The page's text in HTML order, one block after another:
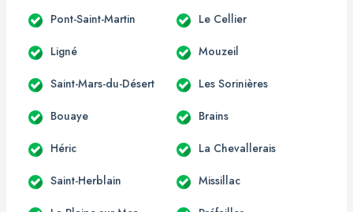
Pont-Saint-Martin Le Cellier
Ligné Mouzeil
Saint-Mars-du-Désert Les Sorinières
Bouaye Brains
Héric La Chevallerais
Saint-Herblain Missillac